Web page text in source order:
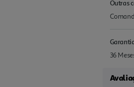
Outras
36